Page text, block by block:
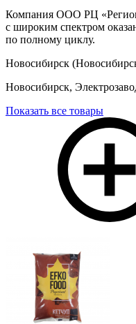
Компания ООО РЦ
с широким спектром
по полному циклу.
Новосибирск
Новосибирск,
Показать все товары